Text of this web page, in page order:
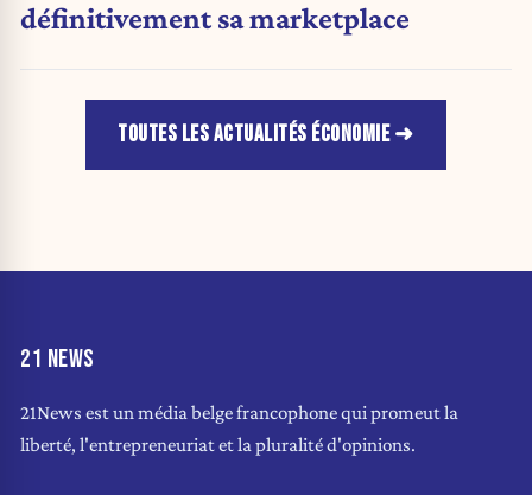
définitivement sa marketplace
TOUTES LES ACTUALITÉS ÉCONOMIE
21 NEWS
21News est un média belge francophone qui promeut la
liberté, l'entrepreneuriat et la pluralité d'opinions.